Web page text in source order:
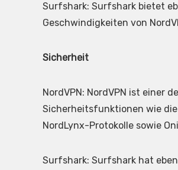
Surfshark: Surfshark bietet
Geschwindigkeiten von
Sicherheit
NordVPN: NordVPN ist einer
Sicherheitsfunktionen wie
NordLynx-Protokolle sowie
Surfshark: Surfshark hat